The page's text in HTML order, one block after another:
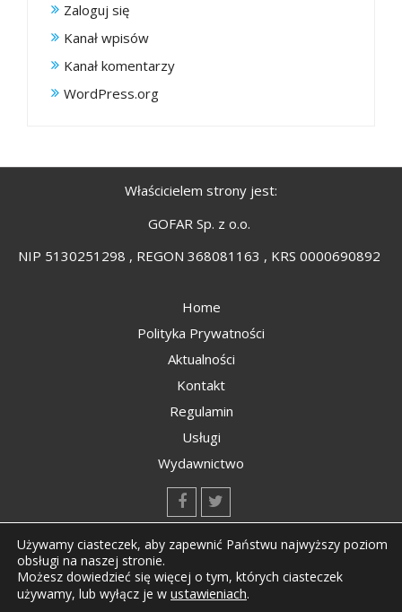
Zaloguj się
Kanał wpisów
Kanał komentarzy
WordPress.org
Właścicielem strony jest:
GOFAR Sp. z o.o.
NIP 5130251298 , REGON 368081163 , KRS 0000690892
Home
Polityka Prywatności
Aktualności
Kontakt
Regulamin
Usługi
Wydawnictwo
Używamy ciasteczek, aby zapewnić Państwu najwyższy poziom
obsługi na naszej stronie.
Możesz dowiedzieć się więcej o tym, których ciasteczek
używamy, lub wyłącz je w ustawieniach.